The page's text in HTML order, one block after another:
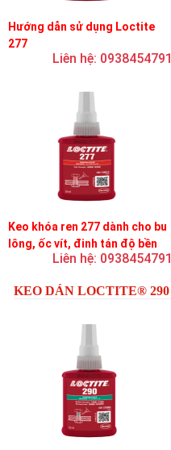
Hướng dẫn sử dụng Loctite
277
Liên hệ: 0938454791
Keo khóa ren 277 dành cho bu
lông, ốc vít, đinh tán độ bền
cao, độ nhớt cao
Liên hệ: 0938454791
KEO DÁN LOCTITE® 290